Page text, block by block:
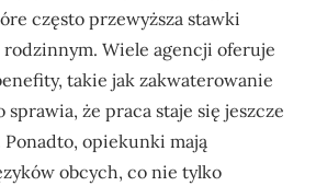
często przewyższa stawki
Wiele agencji oferuje
takie jak zakwaterowanie
że praca staje się jeszcze
Ponadto, opiekunki mają
obcych, co nie tylko